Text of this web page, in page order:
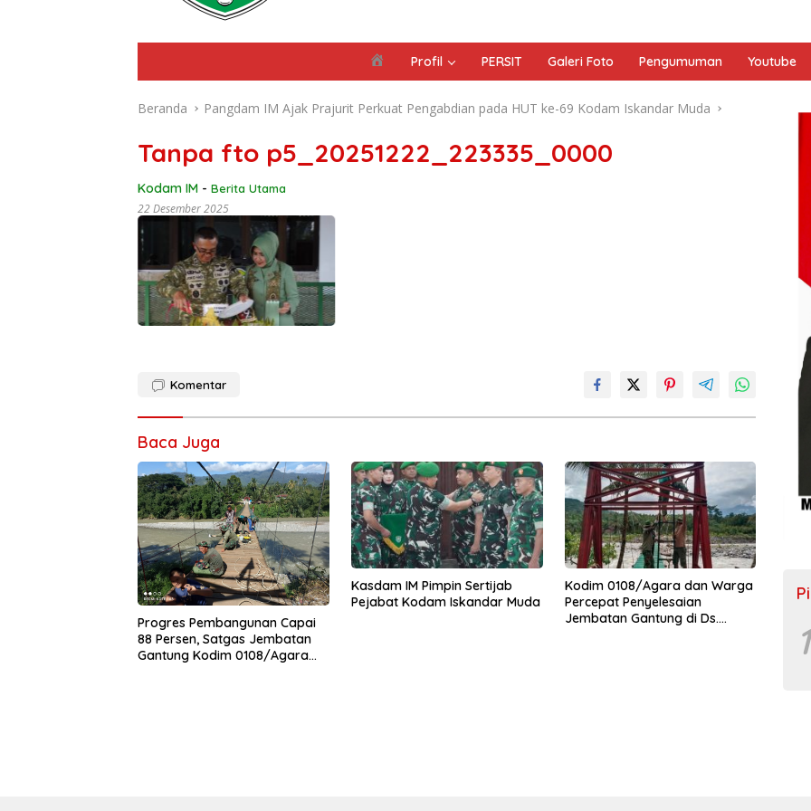
e
a
d
a
Profil PERSIT Galeri Foto Pengumuman Youtube
Beranda Pangdam IM Ajak Prajurit Perkuat Pengabdian pada HUT ke-69 Kodam Iskandar Muda
Tanpa fto p5_20251222_223335_0000
Kodam IM - Berita Utama
22 Desember 2025
Komentar
Baca Juga
Progres Pembangunan Capai
88 Persen, Satgas Jembatan
Gantung Kodim 0108/Agara
Kasdam IM Pimpin Sertijab
Pejabat Kodam Iskandar Muda
Kodim 0108/Agara dan Warga
Percepat Penyelesaian
Jembatan Gantung di Ds.
1